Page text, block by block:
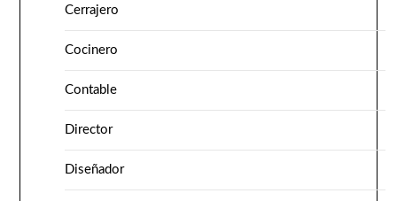
Cerrajero
Cocinero
Contable
Director
Diseñador